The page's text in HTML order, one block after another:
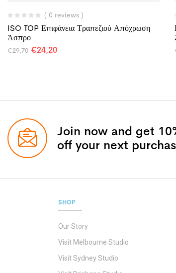
( 0 reviews )
ISO TOP Επιφάνεια Τραπεζιού Απόχρωση
Άσπρο
€29,70 €24,20
Join now and get
off your next
SHOP
Our Story
Visit Melbourne Studio
Visit Sydney Studio